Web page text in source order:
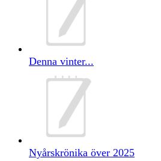
Denna vinter...
Nyårskrönika över 2025